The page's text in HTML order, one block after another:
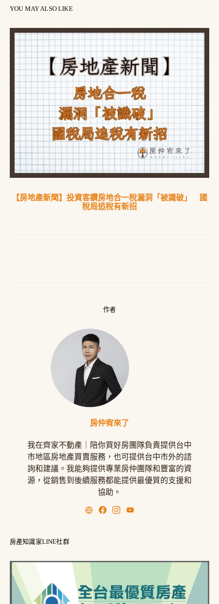
YOU MAY ALSO LIKE
【房地產新聞】投資客鑽房地合一稅漏洞「被識破」 國
稅局追稅有新招
作者
房仲宥來了
我在齊家不動產｜陪你買好房團隊負責提供台中
市地區房地產買賣服務，也可提供台中市外的諮
詢和建議。我能夠提供專業房仲團隊和豐富的資
源，從銷售到後續服務都能提供最優質的支援和
協助。
房產知識家LINE社群